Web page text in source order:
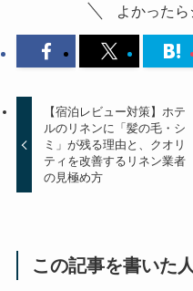
よかったら
【宿泊レビュー対策】ホテ
ルのリネンに「髪の毛・シ
ミ」が残る理由と、クオリ
ティを改善するリネン業者
の見極め方
この記事を書いた人